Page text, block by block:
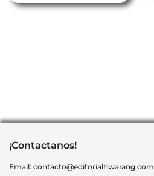
¡Contactanos!
Email: contacto@editorialhwarang.com